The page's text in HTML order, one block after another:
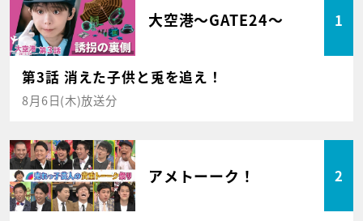
大空港～GATE24～ 1
第3話 消えた子供と兎を追え！
8月6日(木)放送分
アメトーーク！ 2